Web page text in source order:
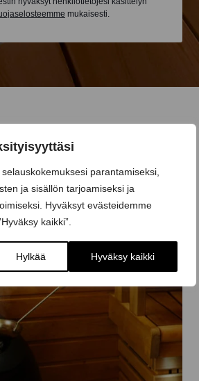
parantamiseksi,
ja sisällön tarjoamiseksi ja
Hyväksyt evästeidemme
kaikki”.
Hylkää Hyväksy kaikki
mukaisesti.